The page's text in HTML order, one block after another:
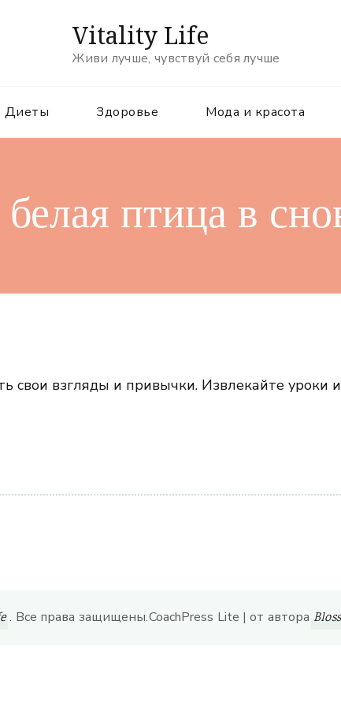
Vitality Life
Живи лучше, чувствуй себя лучше
Диеты Здоровье Мода и красота
птица в
свои взгляды и привычки. Извлекайте уроки
. Все права защищены.CoachPress Lite | от автора